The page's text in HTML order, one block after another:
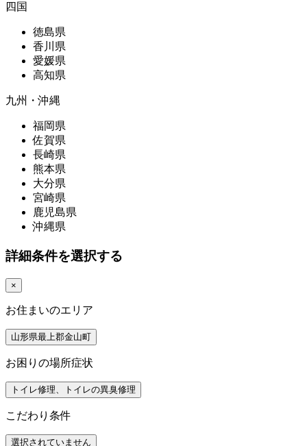
四国
徳島県
香川県
愛媛県
高知県
九州・沖縄
福岡県
佐賀県
長崎県
熊本県
大分県
宮崎県
鹿児島県
沖縄県
詳細条件を選択する
×
お住まいのエリア
山形県最上郡金山町
お困りの場所症状
トイレ修理、トイレの異臭修理
こだわり条件
選択されていません